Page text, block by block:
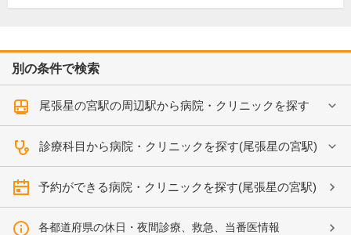
別の条件で検索
尾張星の宮駅の周辺駅から病院・クリニックを探す
診療科目から病院・クリニックを探す(尾張星の宮駅)
予約ができる病院・クリニックを探す(尾張星の宮駅)
各都道府県の休日・夜間診療、救急、当番医情報